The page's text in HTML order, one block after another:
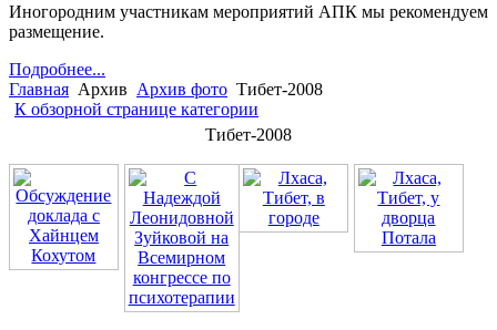
Иногородним участникам мероприятий АПК мы рекомендуем
размещение.
Подробнее...
Главная Архив Архив фото Тибет-2008
К обзорной странице категории
Тибет-2008